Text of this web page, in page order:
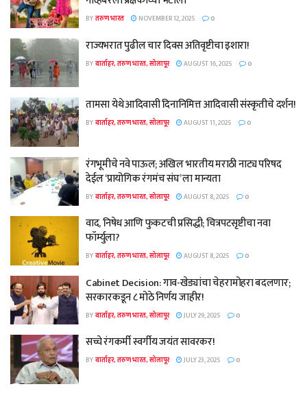
BYतरुण भारत NOVEMBER 12, 2025 0
राज्यभरात पुढील चार दिवस अतिवृष्टीचा इशारा!
BYवार्ताहर, तरुण भारत, सोलापूर AUGUST 16, 2025 0
तामसा येथे आदिवासी दिनानिमित्त आदिवासी संस्कृतीचे दर्शन!
BYवार्ताहर, तरुण भारत, सोलापूर AUGUST 11, 2025 0
रंगभूमीचे नवे पाऊल; अखिल भारतीय मराठी नाट्य परिषद
देईल ‘प्रायोगिक रंगमंच संघ’ ला मान्यता
BYवार्ताहर, तरुण भारत, सोलापूर AUGUST 8, 2025 0
वाद, निषेध आणि फुकटची प्रसिद्धी; चित्रपटसृष्टीचा नवा
फॉर्म्युला?
BYवार्ताहर, तरुण भारत, सोलापूर AUGUST 8, 2025 0
Cabinet Decision: गाव-खेड्यांचा चेहरामोहरा बदलणार;
सरकारकडून ८ मोठे निर्णय जाहीर!
BYवार्ताहर, तरुण भारत, सोलापूर JULY 29, 2025 0
सच्चे रंगकर्मी स्वर्गीय जयंत सावरकर!
BYवार्ताहर, तरुण भारत, सोलापूर JULY 23, 2025 0